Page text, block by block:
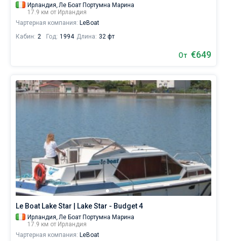
Ирландия, Ле Боат Портумна Марина
17.9 км от Ирландия
Чартерная компания: LeBoat
Кабин: 2 Год: 1994 Длина: 32 фт
От €649
Le Boat Lake Star | Lake Star - Budget 4
Ирландия, Ле Боат Портумна Марина
17.9 км от Ирландия
Чартерная компания: LeBoat